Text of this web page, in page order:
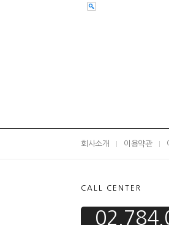
회사소개 이용약관
CALL CENTER